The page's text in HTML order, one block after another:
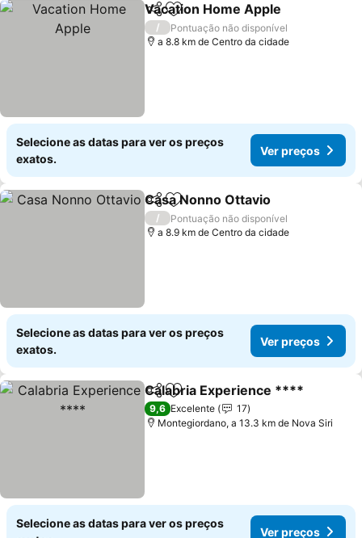
PartilharAdicionar aos favoritos
Vacation Home Apple
/
Pontuação não disponível
a 8.8 km de Centro da cidade
Selecione as datas para ver os preços
exatos.
Ver preços
PartilharAdicionar aos favoritos
Casa Nonno Ottavio
/
Pontuação não disponível
a 8.9 km de Centro da cidade
Selecione as datas para ver os preços
exatos.
Ver preços
PartilharAdicionar aos favoritos
Calabria Experience ****
9,6 Excelente
17
Montegiordano, a 13.3 km de Nova Siri
Selecione as datas para ver os preços
Ver preços